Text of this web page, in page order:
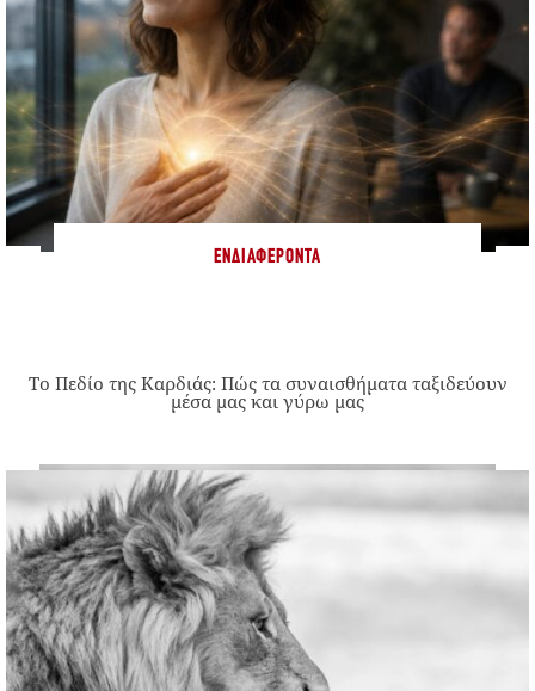
ΕΝΔΙΑΦΈΡΟΝΤΑ
Το Πεδίο της Καρδιάς: Πώς τα συναισθήματα ταξιδεύουν
μέσα μας και γύρω μας